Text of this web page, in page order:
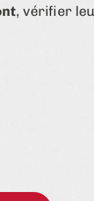
, vérifier